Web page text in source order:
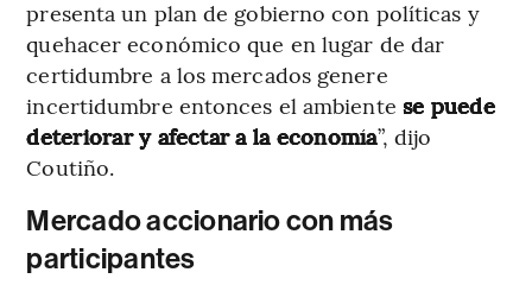
presenta un plan de gobierno con políticas y
quehacer económico que en lugar de dar
certidumbre a los mercados genere
incertidumbre entonces el ambiente se puede
deteriorar y afectar a la economía”, dijo
Coutiño.
Mercado accionario con más
participantes